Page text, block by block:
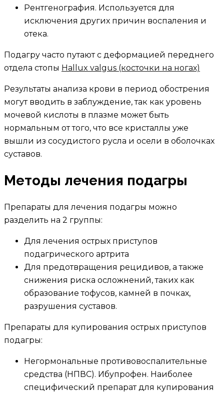
Рентгенография. Используется для
исключения других причин воспаления и
отека.
Подагру часто путают с деформацией переднего
отдела стопы Hallux valgus (косточки на ногах)
Результаты анализа крови в период обострения
могут вводить в заблуждение, так как уровень
мочевой кислоты в плазме может быть
нормальным от того, что все кристаллы уже
вышли из сосудистого русла и осели в оболочках
суставов.
Методы лечения подагры
Препараты для лечения подагры можно
разделить на 2 группы:
Для лечения острых приступов
подагрического артрита
Для предотвращения рецидивов, а также
снижения риска осложнений, таких как
образование тофусов, камней в почках,
разрушения суставов.
Препараты для купирования острых приступов
подагры:
Негормональные противовоспалительные
средства (НПВС). Ибупрофен. Наиболее
специфический препарат для купирования